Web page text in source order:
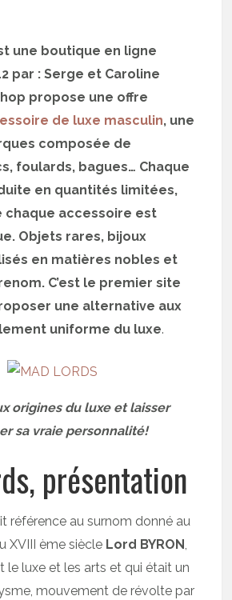
une boutique en ligne
par : Serge et Caroline
propose une offre
de luxe masculin, une
composée de
foulards, bagues… Chaque
en quantités limitées,
chaque accessoire est
Objets rares, bijoux
en matières nobles et
C’est le premier site
une alternative aux
uniforme du luxe.
origines du luxe et laisser
sa vraie personnalité!
présentation
référence au surnom donné au
XVIII ème siècle Lord BYRON,
le luxe et les arts et qui était un
mouvement de révolte par